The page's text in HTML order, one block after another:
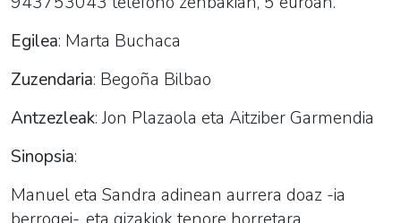
Egilea: Marta Buchaca
Zuzendaria: Begoña Bilbao
Antzezleak: Jon Plazaola eta Aitziber Garmendia
Sinopsia:
Manuel eta Sandra adinean aurrera doaz -ia